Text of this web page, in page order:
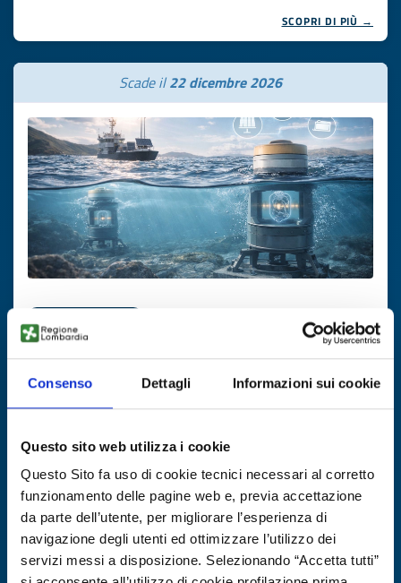
Consenso Dettagli Informazioni sui cookie
Questo sito web utilizza i cookie
Questo Sito fa uso di cookie tecnici necessari al corretto
funzionamento delle pagine web e, previa accettazione
da parte dell’utente, per migliorare l’esperienza di
navigazione degli utenti ed ottimizzare l’utilizzo dei
servizi messi a disposizione. Selezionando “Accetta tutti”
SCOPRI DI PIÙ →
Scade il22 dicembre 2026
Turbine mareomotrici senza pale per
energia continua
ID EEN: TOGB20251118014
Scade il 21 novembre 2026